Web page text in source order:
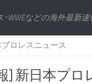
･WWEなどの海外最新
ロレスニュース
] 新日本プロ